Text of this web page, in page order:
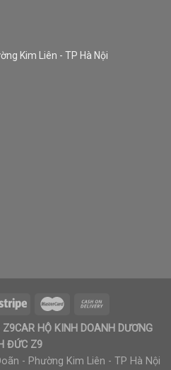
Kim Liên - TP Hà Nội
HỘ KINH DOANH DƯƠNG
ĐỨC Z9
- Phường Kim Liên - TP Hà Nội